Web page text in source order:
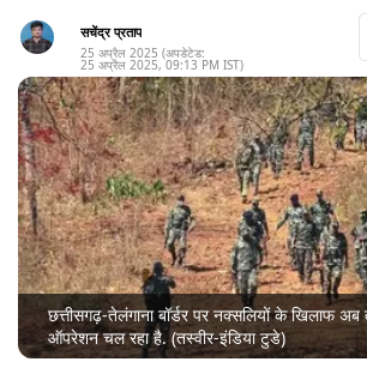
सचेंद्र प्रताप
25 अप्रैल 2025 (अपडेटेड:
25 अप्रैल 2025, 09:13 PM IST)
छत्तीसगढ़-तेलंगाना बॉर्डर पर नक्सलियों के खिलाफ
ऑपरेशन चल रहा है. (तस्वीर-इंडिया टुडे)